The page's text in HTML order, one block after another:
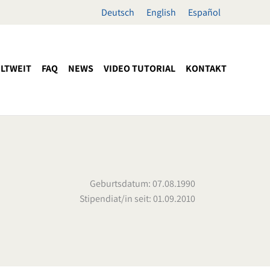
Deutsch English Español
FAQ NEWS VIDEO TUTORIAL KONTAKT
Geburtsdatum: 07.08.1990
Stipendiat/in seit: 01.09.2010